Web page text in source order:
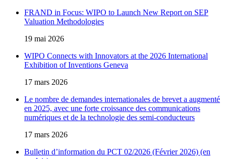
FRAND in Focus: WIPO to Launch New Report on SEP
Valuation Methodologies
19 mai 2026
WIPO Connects with Innovators at the 2026 International
Exhibition of Inventions Geneva
17 mars 2026
Le nombre de demandes internationales de brevet a augmenté
en 2025, avec une forte croissance des communications
numériques et de la technologie des semi-conducteurs
17 mars 2026
Bulletin d’information du PCT 02/2026 (Février 2026) (en